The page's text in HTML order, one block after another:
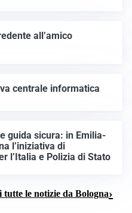
all’amico
centrale informatica
guida sicura: in Emilia-
l’iniziativa di
l’Italia e Polizia di Stato
tutte le notizie da Bologna